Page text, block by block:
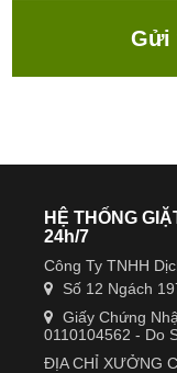
Gửi
HỆ THỐNG
24h/7
Công Ty TNHH
Số 12 Ngách
Giấy Chứng
0110104562 - Do
ĐỊA CHỈ XƯỞNG